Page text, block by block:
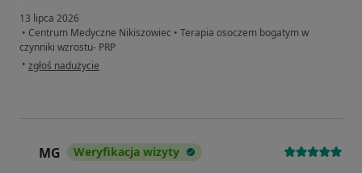
13 lipca 2026
• Centrum Medyczne Nikiszowiec • Terapia osoczem bogatym w
czynniki wzrostu- PRP
• w opinii użytkownika Gerda
zgłoś nadużycie
MG Weryfikacja wizyty